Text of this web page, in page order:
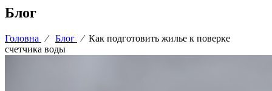
Блог
Головна ⁄ Блог ⁄ Как подготовить жилье к поверке
счетчика воды